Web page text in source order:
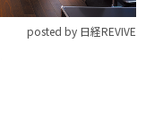
posted by 日経REVIVE